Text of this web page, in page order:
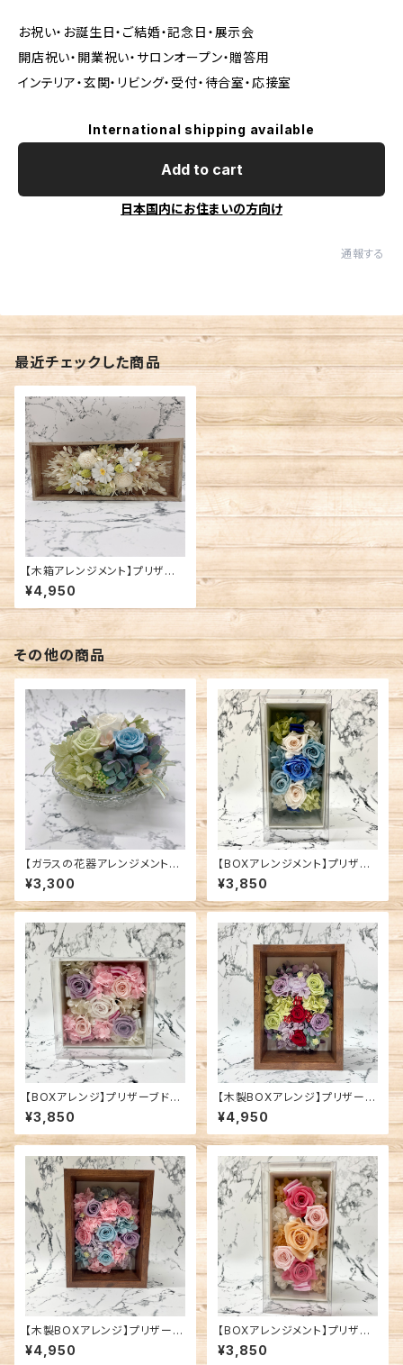
お祝い・お誕生日・ご結婚・記念日・展示会
開店祝い・開業祝い・サロンオープン・贈答用
インテリア・玄関・リビング・受付・待合室・応接室
International shipping available
Add to cart
日本国内にお住まいの方向け
通報する
最近チェックした商品
【木箱アレンジメント】プリザー
ブドフラワー/ホワイト系
¥4,950
その他の商品
【ガラスの花器アレンジメント】
プリザーブドフラワー/寒色系②
¥3,300
【BOXアレンジメント】プリザー
ブドフラワー/ブルー系
¥3,850
【BOXアレンジ】プリザーブドフ
ラワー/ピンク系
¥3,850
【木製BOXアレンジ】プリザーブ
ドフラワー/レッドパープル系
¥4,950
【木製BOXアレンジ】プリザーブ
ドフラワー/アクアピンク系
¥4,950
【BOXアレンジメント】プリザー
ブドフラワー/ピンク系
¥3,850